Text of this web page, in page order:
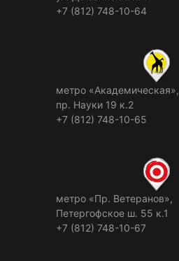
+7 (812) 748-10-64
метро «Академическая»,
пр. Науки 19 к.2
+7 (812) 748-10-65
метро «Пр. Ветеранов»,
Петергофское ш. 55 к.1
+7 (812) 748-10-67